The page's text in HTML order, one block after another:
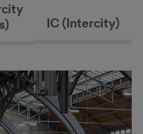
IC (Intercity)